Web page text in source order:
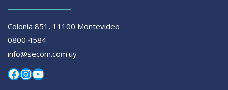
Colonia 851, 11100 Montevideo
0800 4584
info@secom.com.uy
Facebook
Instagram
YouTube